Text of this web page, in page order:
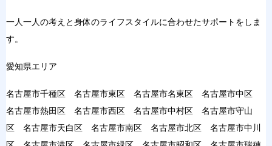
一人一人の考えと身体のライフスタイルに合わせたサポートをしま
す。
愛知県エリア
名古屋市千種区 名古屋市東区 名古屋市名東区 名古屋市中区
名古屋市熱田区 名古屋市西区 名古屋市中村区 名古屋市守山
区 名古屋市天白区 名古屋市南区 名古屋市北区 名古屋市中川